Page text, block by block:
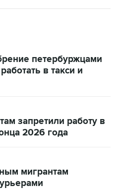
петербуржцами
в такси и
запретили работу в
2026 года
мигрантам